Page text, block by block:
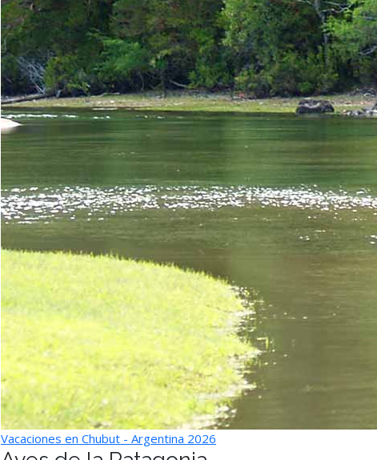
Vacaciones en Chubut - Argentina 2026